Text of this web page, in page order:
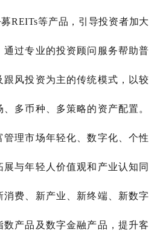
REITs等产品，引导投资者加大
过专业的投资顾问服务帮助普
风投资为主的传统模式，以较
多币种、多策略的资产配置。
管理市场年轻化、数字化、个性
与年轻人价值观和产业认知同
费、新产业、新终端、新数字
产品及数字金融产品，提升客